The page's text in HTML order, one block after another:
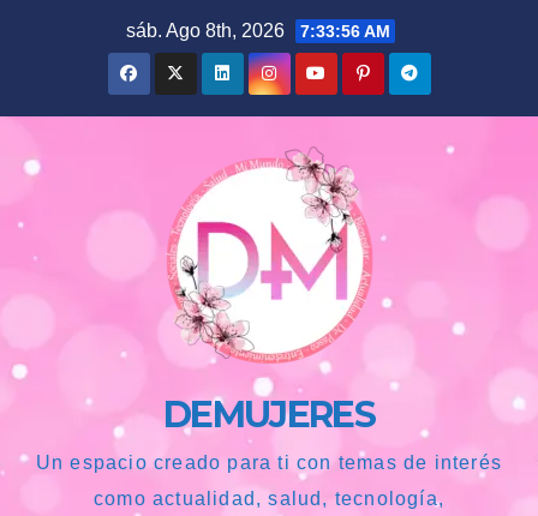
sáb. Ago 8th, 2026 7:33:57 AM
DEMUJERES
Un espacio creado para ti con temas de interés
como actualidad, salud, tecnología,